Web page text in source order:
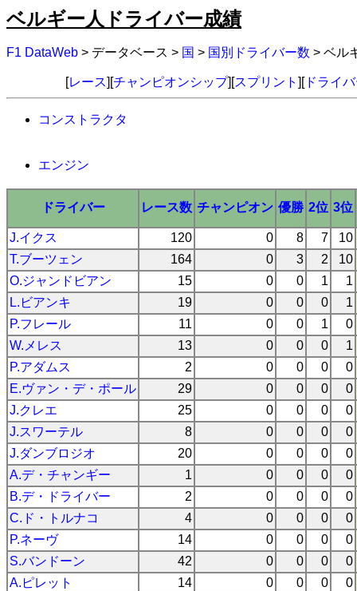
ベルギー人ドライバー成績
F1 DataWeb > データベース > 国 > 国別ドライバー数 > ベル
[レース][チャンピオンシップ][スプリント ][ドライ
コンストラクタ
エンジン
ドライバー レース数 チャンピオン 優勝 2位 3位
J.イクス 120 0 8 7
10
T.ブーツェン
164 0 3 2
10
O.ジャンドビアン
15 0 0 1
1
L.ビアンキ
19 0 0 0
1
P.フレール
11 0 0 1
0
W.メレス
13 0 0 0
1
P.アダムス
2 0 0 0
0
E.ヴァン・デ・ポール
29 0 0 0
0
J.クレエ
25 0 0 0
0
J.スワーテル
8 0 0 0
0
J.ダンブロジオ
20 0 0 0
0
A.デ・チャンギー
1 0 0 0
0
B.デ・ドライバー
2 0 0 0
0
C.ド・トルナコ
4 0 0 0
0
P.ネーヴ
14 0 0 0
0
S.バンドーン
42 0 0 0
0
A.ピレット
14 0 0 0
0